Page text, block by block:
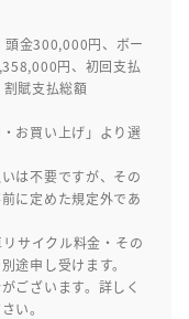
頭金300,000円、ボー
円、初回支払
賦支払総額
お買い上げ」より選
は不要ですが、その
に定めた規定外であ
サイクル料金・その
途申し受けます。
ございます。詳しく
い。